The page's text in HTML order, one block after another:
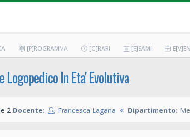
[P]ROGRAMMA [O]RARI [E]SAMI
In Eta' Evolutiva
2 Docente: Francesca Lagana Dipartimento: